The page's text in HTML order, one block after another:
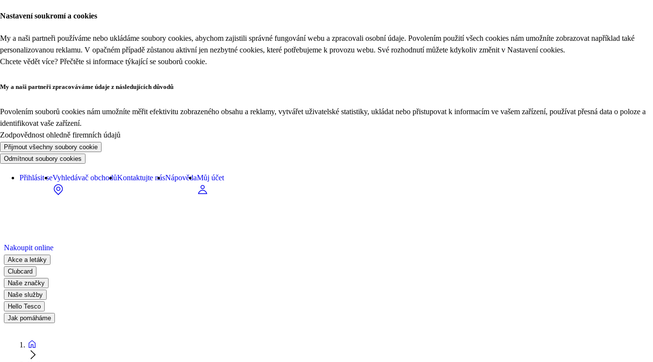
Nastavení soukromí a cookies
My a naši partneři používáme nebo ukládáme soubory cookies, abychom zajistili správné fungování webu a zpracovali osobní údaje. Povolením použití všech cookies nám umožníte zobrazovat například také
personalizovanou reklamu. V opačném případě zůstanou aktivní jen nezbytné cookies, které potřebujeme k provozu webu. Své rozhodnutí můžete kdykoliv změnit v Nastavení cookies.
Chcete vědět více? Přečtěte si informace týkající se souborů cookie.
My a naši partneři zpracováváme údaje z následujících důvodů
Povolením souborů cookies nám umožníte měřit efektivitu zobrazeného obsahu a reklamy, vytvářet uživatelské statistiky, ukládat nebo přistupovat k informacím ve vašem zařízení, používat přesná data o poloze a
identifikovat vaše zařízení.
Zodpovědnost ohledně firemních údajů
Přijmout všechny soubory cookie
Odmítnout soubory cookies
Přihlásit seVyhledávač obchodůKontaktujte násNápovědaMůj účet
Nakoupit online
Akce a letáky
Clubcard
Naše značky
Naše služby
Hello Tesco
Jak pomáháme